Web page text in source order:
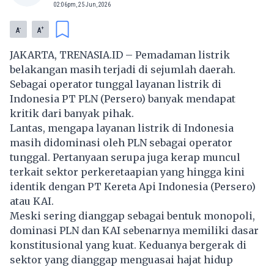
02:06pm, 25 Jun, 2026
A- A+
JAKARTA, TRENASIA.ID – Pemadaman listrik
belakangan masih terjadi di sejumlah daerah.
Sebagai operator tunggal layanan listrik di
Indonesia PT PLN (Persero) banyak mendapat
kritik dari banyak pihak.
Lantas, mengapa layanan listrik di Indonesia
masih didominasi oleh PLN sebagai operator
tunggal. Pertanyaan serupa juga kerap muncul
terkait sektor perkeretaapian yang hingga kini
identik dengan PT Kereta Api Indonesia (Persero)
atau KAI.
Meski sering dianggap sebagai bentuk monopoli,
dominasi PLN dan KAI sebenarnya memiliki dasar
konstitusional yang kuat. Keduanya bergerak di
sektor yang dianggap menguasai hajat hidup